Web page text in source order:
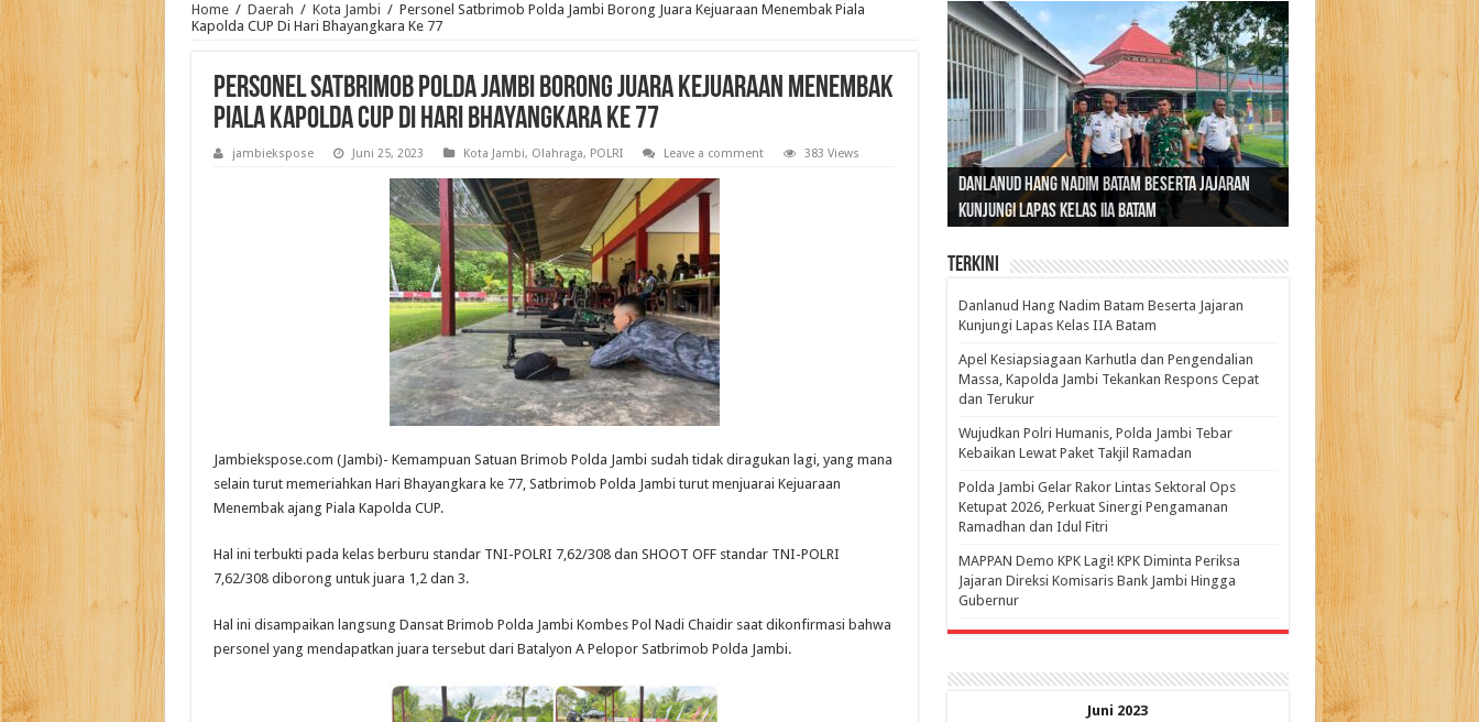
Home / Daerah / Kota Jambi / Personel Satbrimob Polda Jambi Borong Juara Kejuaraan Menembak Piala
Kapolda CUP Di Hari Bhayangkara Ke 77
Personel Satbrimob Polda Jambi Borong Juara Kejuaraan Menembak
Piala Kapolda CUP Di Hari Bhayangkara Ke 77
jambiekspose Juni 25, 2023 Kota Jambi, Olahraga, POLRI Leave a comment 383 Views
Jambiekspose.com (Jambi)- Kemampuan Satuan Brimob Polda Jambi sudah tidak diragukan lagi, yang mana
selain turut memeriahkan Hari Bhayangkara ke 77, Satbrimob Polda Jambi turut menjuarai Kejuaraan
Menembak ajang Piala Kapolda CUP.
Hal ini terbukti pada kelas berburu standar TNI-POLRI 7,62/308 dan SHOOT OFF standar TNI-POLRI
7,62/308 diborong untuk juara 1,2 dan 3.
Hal ini disampaikan langsung Dansat Brimob Polda Jambi Kombes Pol Nadi Chaidir saat dikonfirmasi bahwa
personel yang mendapatkan juara tersebut dari Batalyon A Pelopor Satbrimob Polda Jambi.
Danlanud Hang Nadim Batam Beserta Jajaran
Kunjungi Lapas Kelas IIA Batam
Silaturahmi dan Reses Komite I DPD RI di Polda
Jambi Bahas Sinergitas Penanganan Narkotika
Gubernur Al Haris: Lomba Cerdas Cermat Sarana
Edukasi Pembentukan Karakter Generasi
Penerus
Gubernur Al Haris Dorong Koperasi Merah Putih
Cepat Beroperasi Agar Bisa Layani Masyarakat
Penuhi Kebutuhannya
Sosok Fenomenal yang Menggetarkan
Nusantara: Ratu Wangsa, Wanita Berkelas
dengan Pengaruh Internasional
Terkini
Danlanud Hang Nadim Batam Beserta Jajaran
Kunjungi Lapas Kelas IIA Batam
Apel Kesiapsiagaan Karhutla dan Pengendalian
Massa, Kapolda Jambi Tekankan Respons Cepat
dan Terukur
Wujudkan Polri Humanis, Polda Jambi Tebar
Kebaikan Lewat Paket Takjil Ramadan
Polda Jambi Gelar Rakor Lintas Sektoral Ops
Ketupat 2026, Perkuat Sinergi Pengamanan
Ramadhan dan Idul Fitri
‎MAPPAN Demo KPK Lagi! KPK Diminta Periksa
Jajaran Direksi Komisaris Bank Jambi Hingga
Gubernur ‎
Juni 2023